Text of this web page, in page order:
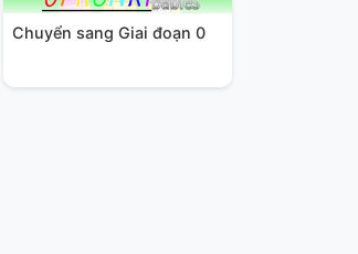
Chuyển sang Giai đoạn 0